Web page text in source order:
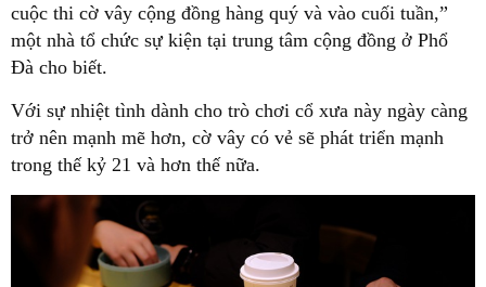
cuộc thi cờ vây cộng đồng hàng quý và vào cuối tuần,”
một nhà tổ chức sự kiện tại trung tâm cộng đồng ở Phổ
Đà cho biết.
Với sự nhiệt tình dành cho trò chơi cổ xưa này ngày càng
trở nên mạnh mẽ hơn, cờ vây có vẻ sẽ phát triển mạnh
trong thế kỷ 21 và hơn thế nữa.